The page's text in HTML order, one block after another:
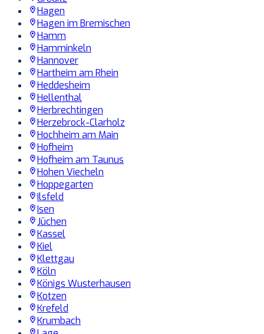
Hagen
Hagen im Bremischen
Hamm
Hamminkeln
Hannover
Hartheim am Rhein
Heddesheim
Hellenthal
Herbrechtingen
Herzebrock-Clarholz
Hochheim am Main
Hofheim
Hofheim am Taunus
Hohen Viecheln
Hoppegarten
Ilsfeld
Isen
Jüchen
Kassel
Kiel
Klettgau
Köln
Königs Wusterhausen
Kotzen
Krefeld
Krumbach